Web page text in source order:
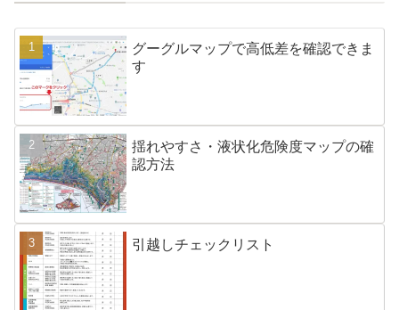
グーグルマップで高低差を確認できま
す
揺れやすさ・液状化危険度マップの確
認方法
引越しチェックリスト